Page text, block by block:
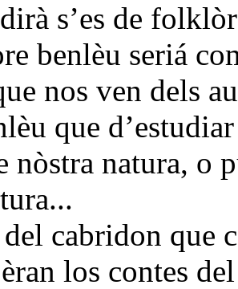
s’es de
benlèu seriá
nos ven dels
que
nòstra natura, o
cabridon que
los contes